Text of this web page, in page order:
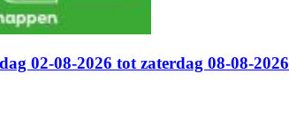
02-08-2026 tot zaterdag 08-08-2026